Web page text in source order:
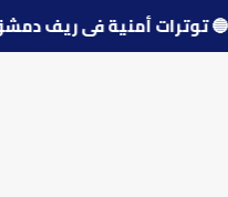
🔵توترات أمنية في